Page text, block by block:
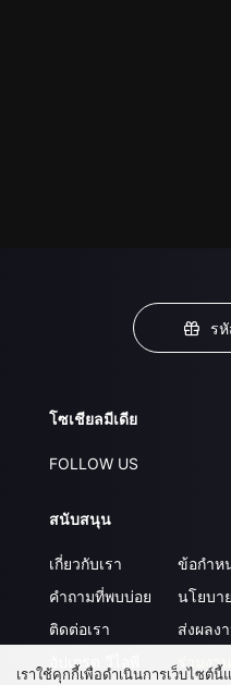
ร
โซเชียลมีเดีย
FOLLOW US
สนับสนุน
เกี่ยวกับเรา
คำถามที่พบบ่อย
ติดต่อเรา
อัปเกรด วีไอพี
ข้อกำห
นโยบา
ส่งผลง
ร่วมงา
เราใช้คุกกี้เพื่อดำเนินการเว็บไซต์